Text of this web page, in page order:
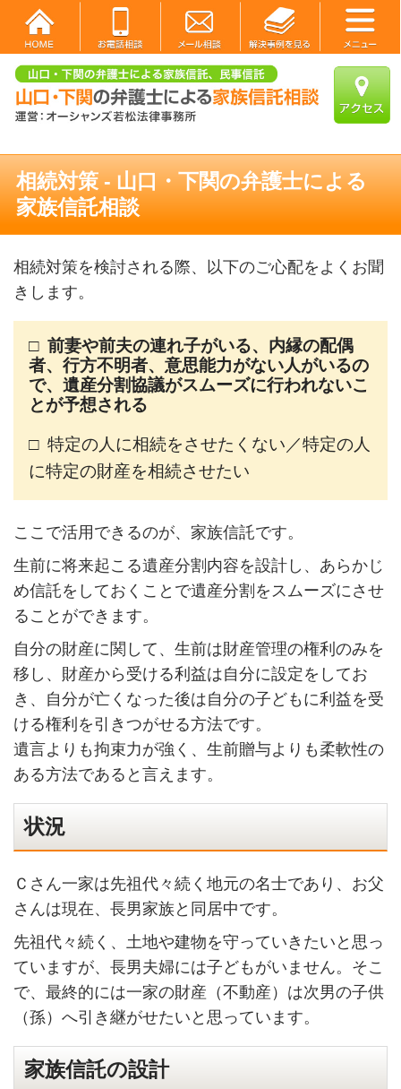
相続対策 - 山口・下関の弁護士による
家族信託相談
相続対策を検討される際、以下のご心配をよくお聞
きします。
□ 前妻や前夫の連れ子がいる、内縁の配偶
者、行方不明者、意思能力がない人がいるの
で、遺産分割協議がスムーズに行われないこ
とが予想される
□ 特定の人に相続をさせたくない／特定の人
に特定の財産を相続させたい
ここで活用できるのが、家族信託です。
生前に将来起こる遺産分割内容を設計し、あらかじ
め信託をしておくことで遺産分割をスムーズにさせ
ることができます。
自分の財産に関して、生前は財産管理の権利のみを
移し、財産から受ける利益は自分に設定をしてお
き、自分が亡くなった後は自分の子どもに利益を受
ける権利を引きつがせる方法です。
遺言よりも拘束力が強く、生前贈与よりも柔軟性の
ある方法であると言えます。
状況
Ｃさん一家は先祖代々続く地元の名士であり、お父
さんは現在、長男家族と同居中です。
先祖代々続く、土地や建物を守っていきたいと思っ
ていますが、長男夫婦には子どもがいません。そこ
で、最終的には一家の財産（不動産）は次男の子供
（孫）へ引き継がせたいと思っています。
家族信託の設計